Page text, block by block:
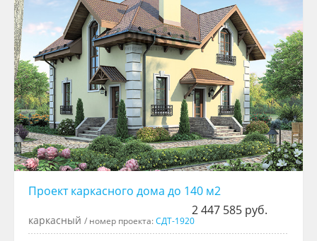
Проект каркасного дома до 140 м2
2 447 585 руб.
каркасный / номер проекта:СДТ-1920